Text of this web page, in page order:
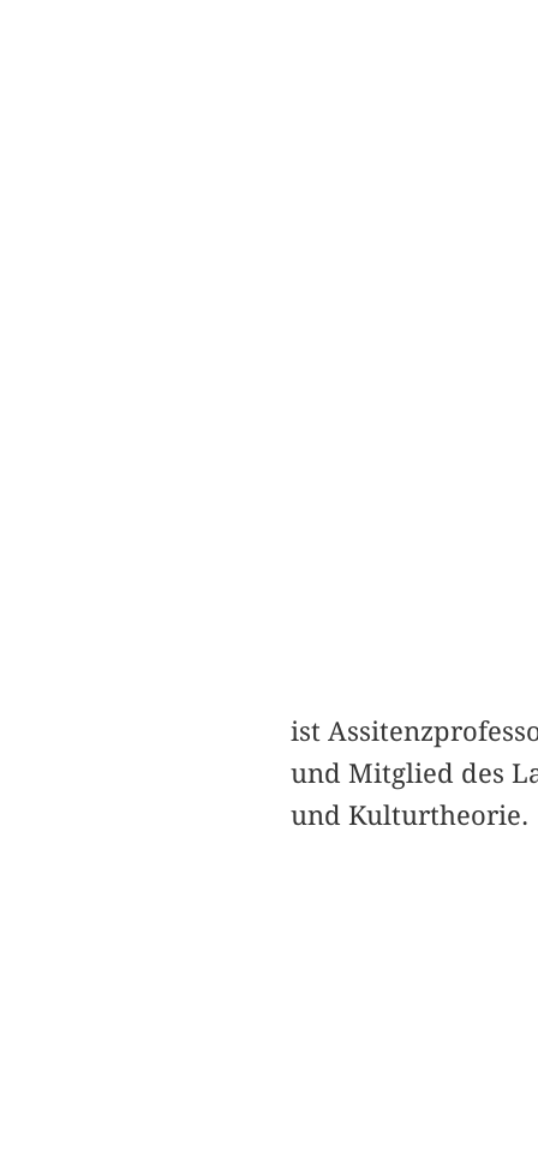
ist
und Mitglied des
und Kulturtheorie.